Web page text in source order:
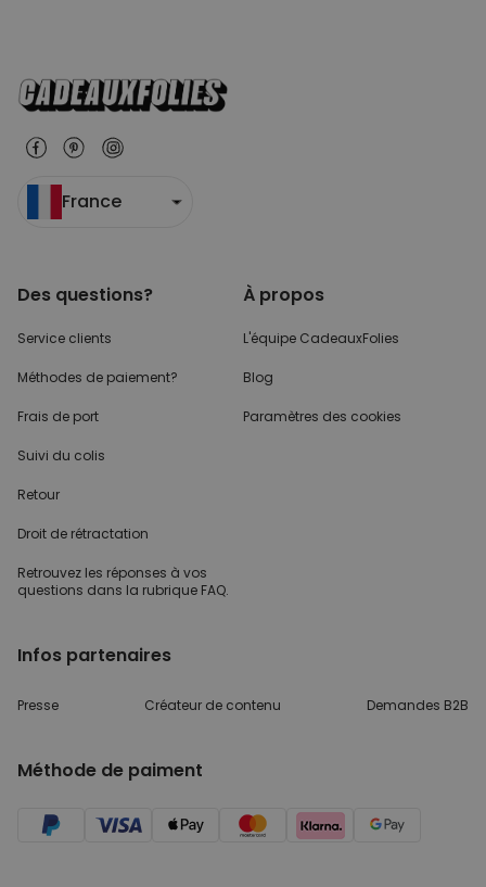
France
Des questions?
Service clients
Méthodes de paiement?
Frais de port
Suivi du colis
Retour
Droit de rétractation
Retrouvez les réponses à vos
questions dans la rubrique FAQ.
À propos
L'équipe CadeauxFolies
Blog
Paramètres des cookies
Infos partenaires
Presse Créateur de contenu Demandes B2B
Méthode de paiment